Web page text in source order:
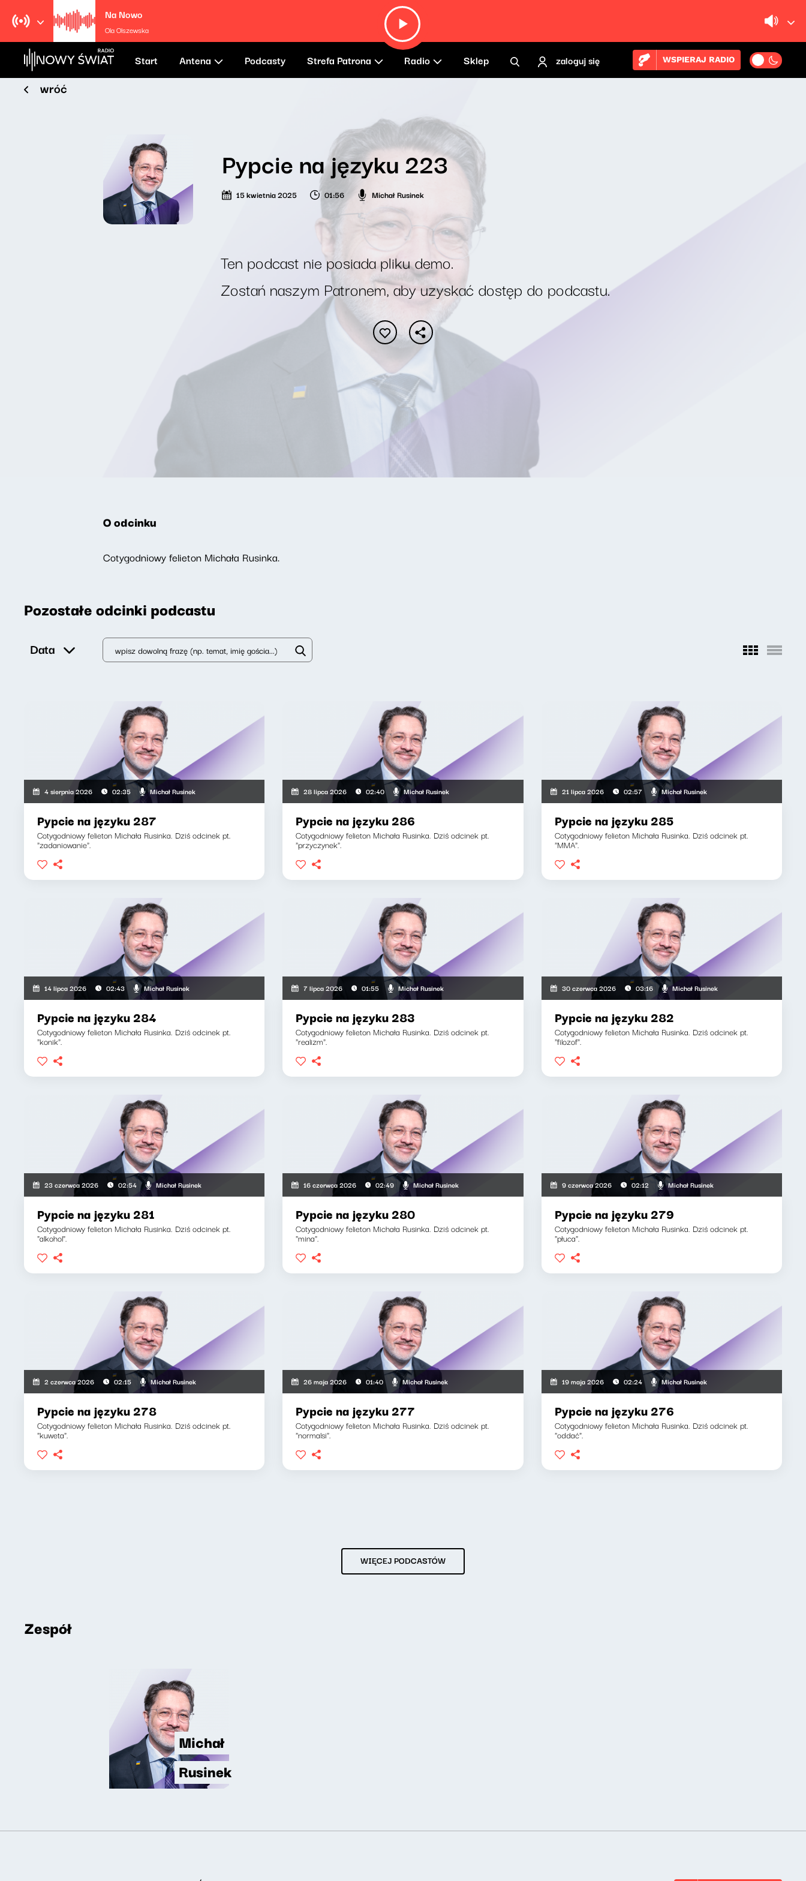
Na Nowo
Ola Olszewska
Start Antena Podcasty Strefa Patrona Radio Sklep zaloguj się WSPIERAJ RADIO
wróć
Pypcie na języku 223
15 kwietnia 2025 01:56 Michał Rusinek
Ten podcast nie posiada pliku demo.
Zostań naszym Patronem, aby uzyskać dostęp do podcastu.
O odcinku
Cotygodniowy felieton Michała Rusinka.
Pozostałe odcinki podcastu
Data
4 sierpnia 2026 02:35 Michał Rusinek
Pypcie na języku 287
Cotygodniowy felieton Michała Rusinka. Dziś odcinek pt.
"zadaniowanie".
28 lipca 2026 02:40 Michał Rusinek
Pypcie na języku 286
Cotygodniowy felieton Michała Rusinka. Dziś odcinek pt.
"przyczynek".
21 lipca 2026 02:57 Michał Rusinek
Pypcie na języku 285
Cotygodniowy felieton Michała Rusinka. Dziś odcinek pt.
"MMA".
14 lipca 2026 02:43 Michał Rusinek
Pypcie na języku 284
Cotygodniowy felieton Michała Rusinka. Dziś odcinek pt.
"konik".
7 lipca 2026 01:55 Michał Rusinek
Pypcie na języku 283
Cotygodniowy felieton Michała Rusinka. Dziś odcinek pt.
"realizm".
30 czerwca 2026 03:16 Michał Rusinek
Pypcie na języku 282
Cotygodniowy felieton Michała Rusinka. Dziś odcinek pt.
"filozof".
23 czerwca 2026 02:54 Michał Rusinek
Pypcie na języku 281
Cotygodniowy felieton Michała Rusinka. Dziś odcinek pt.
"alkohol".
16 czerwca 2026 02:49 Michał Rusinek
Pypcie na języku 280
Cotygodniowy felieton Michała Rusinka. Dziś odcinek pt.
"mina".
9 czerwca 2026 02:12 Michał Rusinek
Pypcie na języku 279
Cotygodniowy felieton Michała Rusinka. Dziś odcinek pt.
"płuca".
2 czerwca 2026 02:15 Michał Rusinek
Pypcie na języku 278
Cotygodniowy felieton Michała Rusinka. Dziś odcinek pt.
"kuweta".
26 maja 2026 01:40 Michał Rusinek
Pypcie na języku 277
Cotygodniowy felieton Michała Rusinka. Dziś odcinek pt.
"normalsi".
19 maja 2026 02:24 Michał Rusinek
Pypcie na języku 276
Cotygodniowy felieton Michała Rusinka. Dziś odcinek pt.
"oddać".
WIĘCEJ PODCASTÓW
Zespół
Michał
Rusinek